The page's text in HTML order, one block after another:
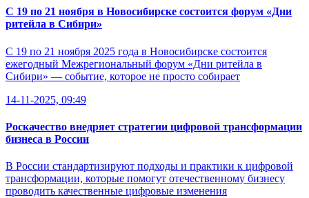
С 19 по 21 ноября в Новосибирске состоится форум «Дни
ритейла в Сибири»
С 19 по 21 ноября 2025 года в Новосибирске состоится
ежегодный Межрегиональный форум «Дни ритейла в
Сибири» — событие, которое не просто собирает
14-11-2025, 09:49
Роскачество внедряет стратегии цифровой трансформации
бизнеса в России
В России стандартизируют подходы и практики к цифровой
трансформации, которые помогут отечественному бизнесу
проводить качественные цифровые изменения